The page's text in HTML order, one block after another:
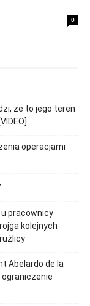
0
że to jego teren
operacjami
pracownicy
kolejnych
Abelardo de la